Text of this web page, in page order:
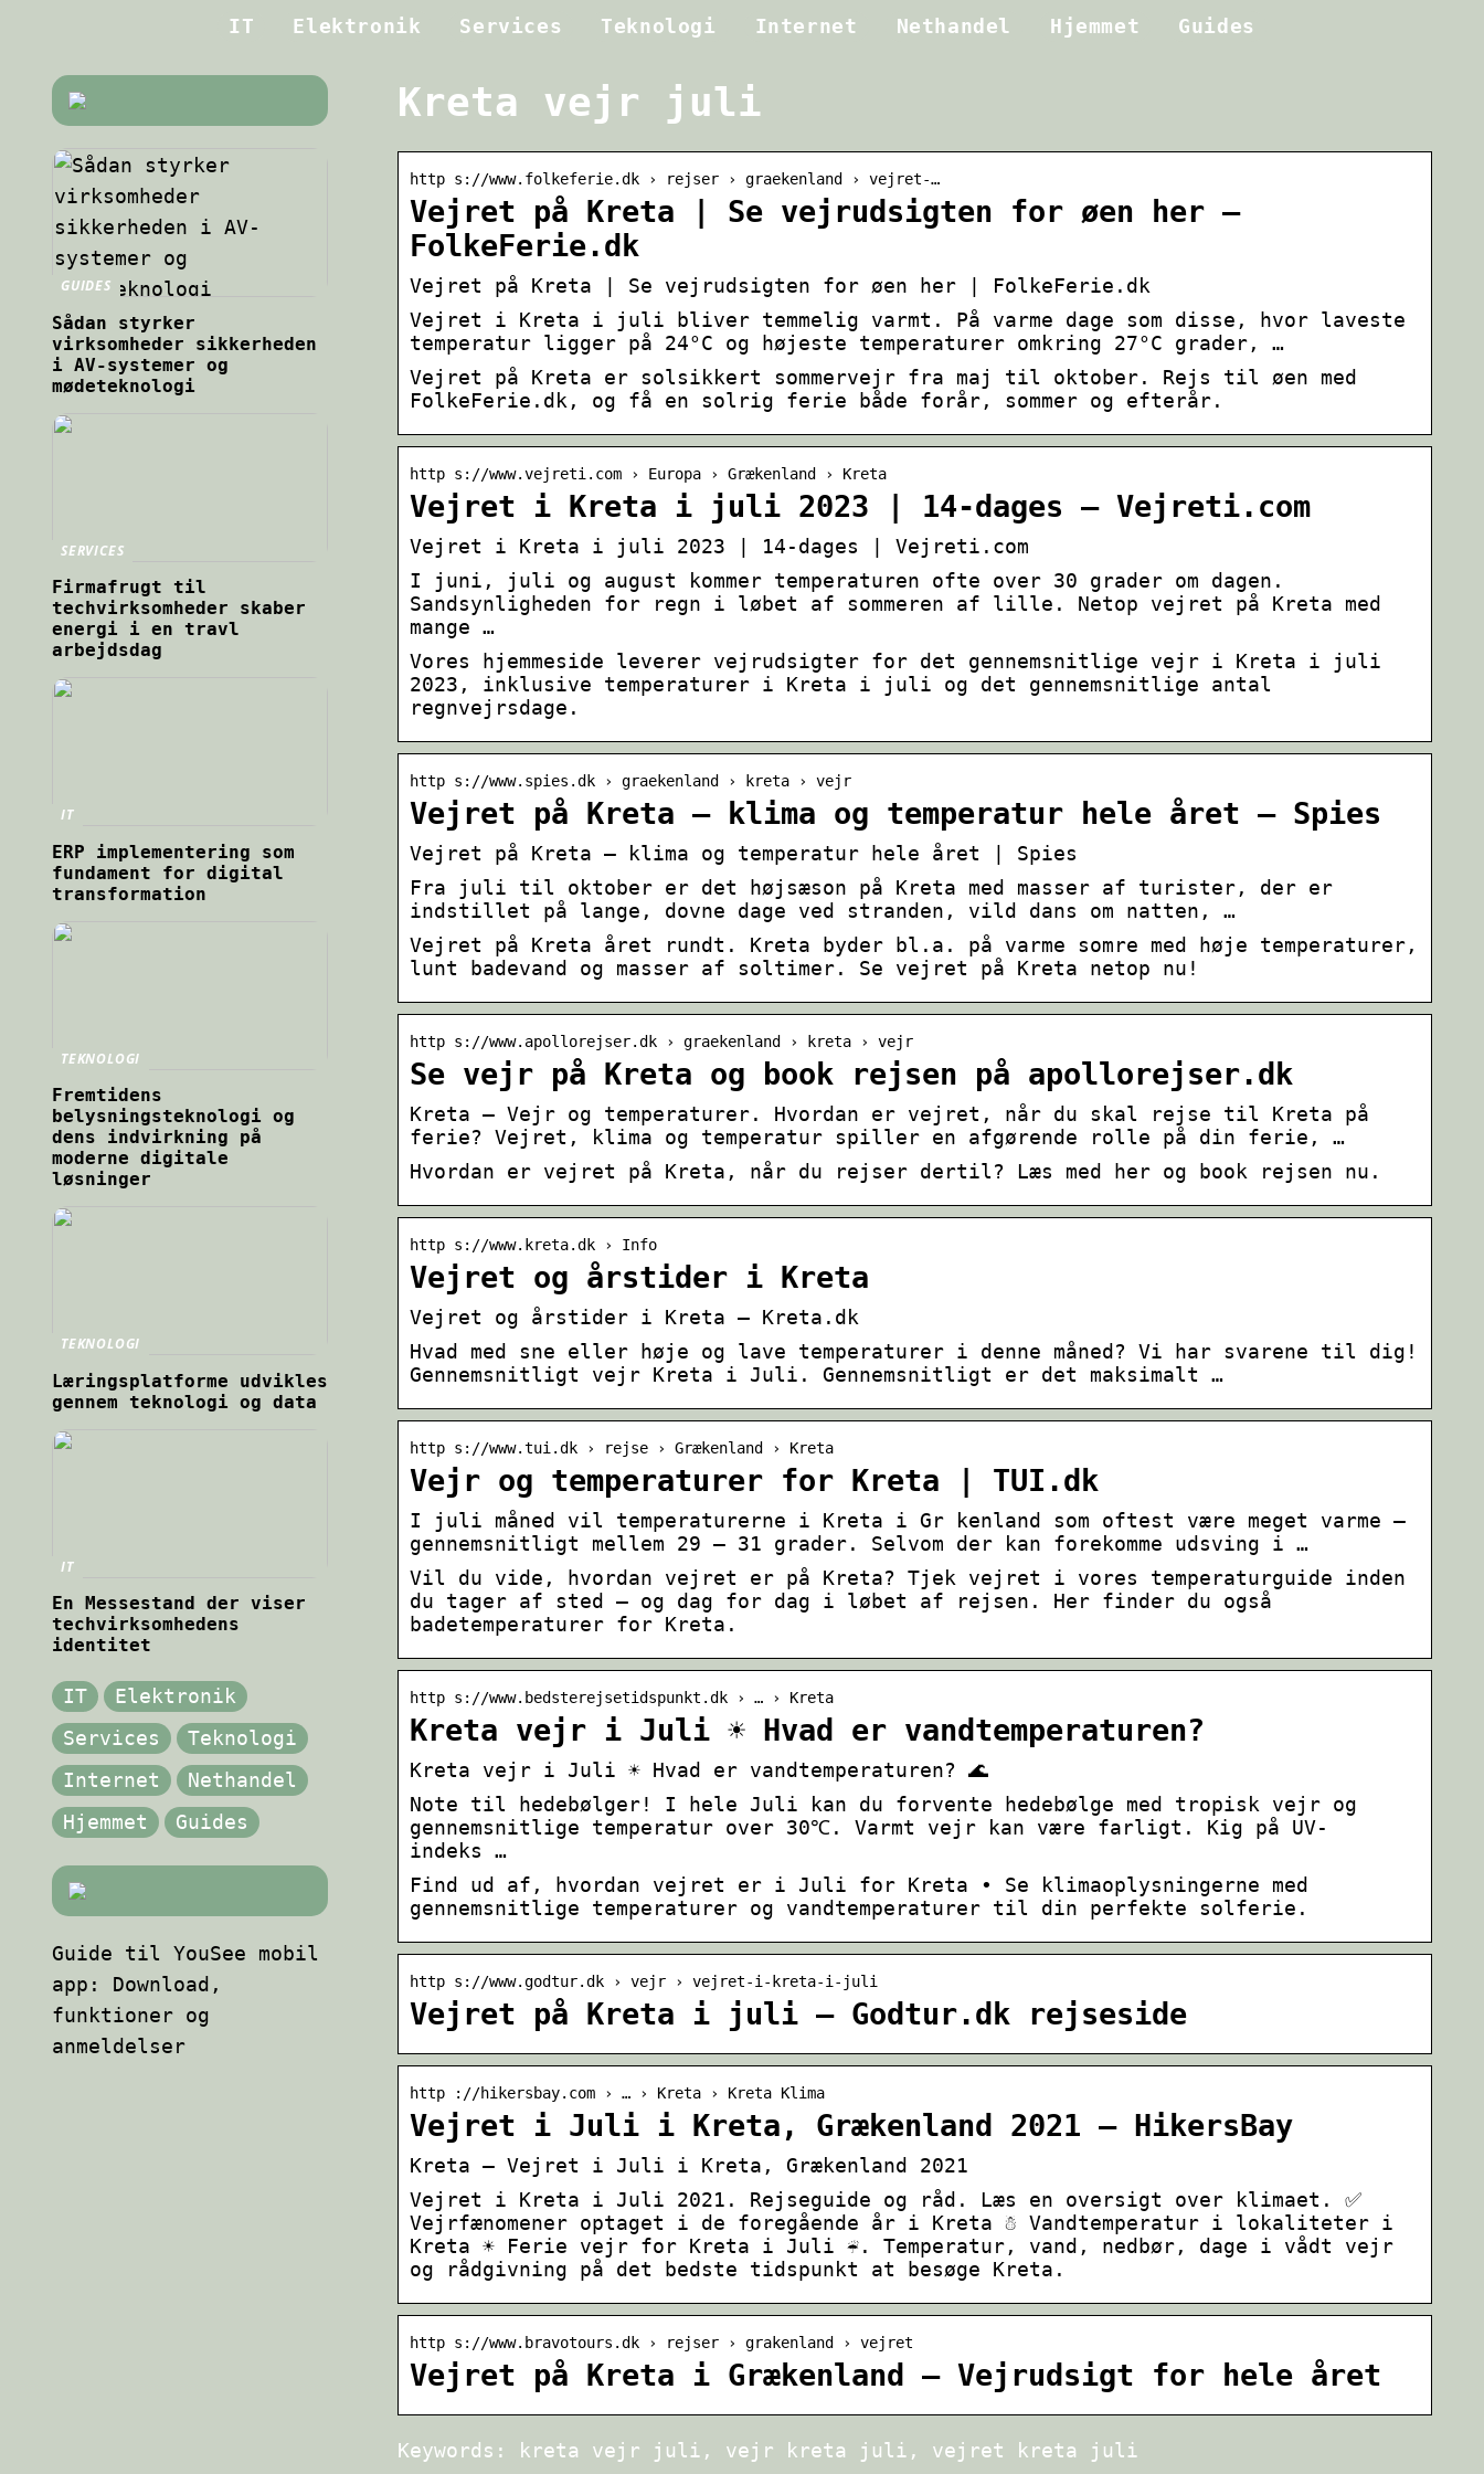
IT Elektronik Services Teknologi Internet Nethandel Hjemmet Guides
Kreta vejr juli
http s://www.folkeferie.dk › rejser › graekenland › vejret-…
Vejret på Kreta | Se vejrudsigten for øen her –
FolkeFerie.dk
Vejret på Kreta | Se vejrudsigten for øen her | FolkeFerie.dk
Vejret i Kreta i juli bliver temmelig varmt. På varme dage som disse, hvor laveste
temperatur ligger på 24°C og højeste temperaturer omkring 27°C grader, …
Vejret på Kreta er solsikkert sommervejr fra maj til oktober. Rejs til øen med
FolkeFerie.dk, og få en solrig ferie både forår, sommer og efterår.
http s://www.vejreti.com › Europa › Grækenland › Kreta
Vejret i Kreta i juli 2023 | 14-dages – Vejreti.com
Vejret i Kreta i juli 2023 | 14-dages | Vejreti.com
I juni, juli og august kommer temperaturen ofte over 30 grader om dagen.
Sandsynligheden for regn i løbet af sommeren af lille. Netop vejret på Kreta med
mange …
Vores hjemmeside leverer vejrudsigter for det gennemsnitlige vejr i Kreta i juli
2023, inklusive temperaturer i Kreta i juli og det gennemsnitlige antal
regnvejrsdage.
http s://www.spies.dk › graekenland › kreta › vejr
Vejret på Kreta – klima og temperatur hele året – Spies
Vejret på Kreta – klima og temperatur hele året | Spies
Fra juli til oktober er det højsæson på Kreta med masser af turister, der er
indstillet på lange, dovne dage ved stranden, vild dans om natten, …
Vejret på Kreta året rundt. Kreta byder bl.a. på varme somre med høje temperaturer,
lunt badevand og masser af soltimer. Se vejret på Kreta netop nu!
http s://www.apollorejser.dk › graekenland › kreta › vejr
Se vejr på Kreta og book rejsen på apollorejser.dk
Kreta – Vejr og temperaturer. Hvordan er vejret, når du skal rejse til Kreta på
ferie? Vejret, klima og temperatur spiller en afgørende rolle på din ferie, …
Hvordan er vejret på Kreta, når du rejser dertil? Læs med her og book rejsen nu.
http s://www.kreta.dk › Info
Vejret og årstider i Kreta
Vejret og årstider i Kreta – Kreta.dk
Hvad med sne eller høje og lave temperaturer i denne måned? Vi har svarene til dig!
Gennemsnitligt vejr Kreta i Juli. Gennemsnitligt er det maksimalt …
http s://www.tui.dk › rejse › Grækenland › Kreta
Vejr og temperaturer for Kreta | TUI.dk
I juli måned vil temperaturerne i Kreta i Gr kenland som oftest være meget varme –
gennemsnitligt mellem 29 – 31 grader. Selvom der kan forekomme udsving i …
Vil du vide, hvordan vejret er på Kreta? Tjek vejret i vores temperaturguide inden
du tager af sted – og dag for dag i løbet af rejsen. Her finder du også
badetemperaturer for Kreta.
http s://www.bedsterejsetidspunkt.dk › … › Kreta
Kreta vejr i Juli ☀️ Hvad er vandtemperaturen?
Kreta vejr i Juli ☀️ Hvad er vandtemperaturen? 🌊
Note til hedebølger! I hele Juli kan du forvente hedebølge med tropisk vejr og
gennemsnitlige temperatur over 30℃. Varmt vejr kan være farligt. Kig på UV-
indeks …
Find ud af, hvordan vejret er i Juli for Kreta • Se klimaoplysningerne med
gennemsnitlige temperaturer og vandtemperaturer til din perfekte solferie.
http s://www.godtur.dk › vejr › vejret-i-kreta-i-juli
Vejret på Kreta i juli – Godtur.dk rejseside
http ://hikersbay.com › … › Kreta › Kreta Klima
Vejret i Juli i Kreta, Grækenland 2021 – HikersBay
Kreta – Vejret i Juli i Kreta, Grækenland 2021
Vejret i Kreta i Juli 2021. Rejseguide og råd. Læs en oversigt over klimaet. ✅
Vejrfænomener optaget i de foregående år i Kreta ☃ Vandtemperatur i lokaliteter i
Kreta ☀ Ferie vejr for Kreta i Juli ☔. Temperatur, vand, nedbør, dage i vådt vejr
og rådgivning på det bedste tidspunkt at besøge Kreta.
http s://www.bravotours.dk › rejser › grakenland › vejret
Vejret på Kreta i Grækenland – Vejrudsigt for hele året
Keywords: kreta vejr juli, vejr kreta juli, vejret kreta juli
GUIDES
Sådan styrker
virksomheder sikkerheden
i AV-systemer og
mødeteknologi
SERVICES
Firmafrugt til
techvirksomheder skaber
energi i en travl
arbejdsdag
IT
ERP implementering som
fundament for digital
transformation
TEKNOLOGI
Fremtidens
belysningsteknologi og
dens indvirkning på
moderne digitale
løsninger
TEKNOLOGI
Læringsplatforme udvikles
gennem teknologi og data
IT
En Messestand der viser
techvirksomhedens
identitet
IT
Elektronik
Services
Teknologi
Internet
Nethandel
Hjemmet
Guides
Guide til YouSee mobil
app: Download,
funktioner og
anmeldelser